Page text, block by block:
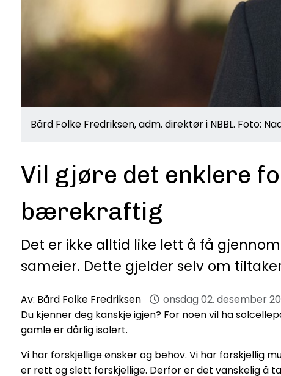
Bård Folke Fredriksen, adm. direktør i NBBL. Foto:
Vil gjøre det enklere
bærekraftig
Det er ikke alltid like lett å få
sameier. Dette gjelder selv om
Av: Bård Folke Fredriksen
onsdag 02. desember
Du kjenner deg kanskje igjen? For noen vil ha
gamle er dårlig isolert.
Vi har forskjellige ønsker og behov. Vi har forskjellig
er rett og slett forskjellige. Derfor er det vanskelig å